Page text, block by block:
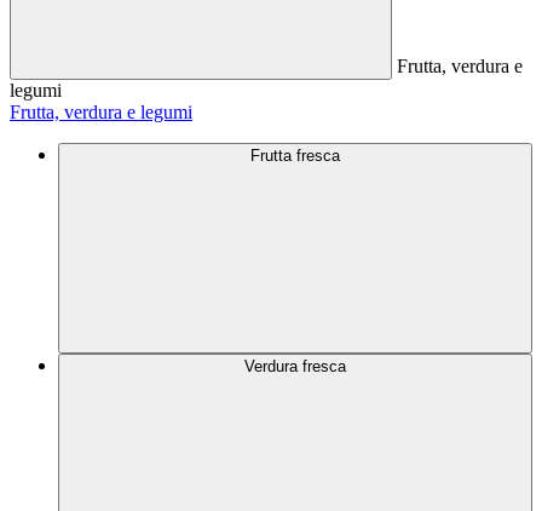
Frutta, verdura e
legumi
Frutta, verdura e legumi
Frutta fresca
Verdura fresca